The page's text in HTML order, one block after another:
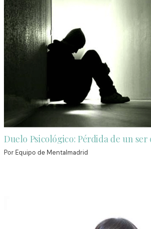
Duelo Psicológico: Pérdida de un ser
PorEquipo de Mentalmadrid